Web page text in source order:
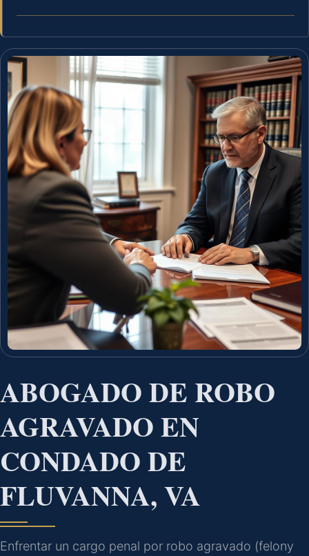
ABOGADO DE ROBO
AGRAVADO EN
CONDADO DE
FLUVANNA, VA
Enfrentar un cargo penal por robo agravado (felony